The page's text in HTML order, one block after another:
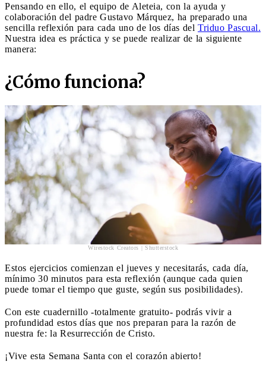
Pensando en ello, el equipo de Aleteia, con la ayuda y
colaboración del padre Gustavo Márquez, ha preparado una
sencilla reflexión para cada uno de los días del Triduo Pascual.
Nuestra idea es práctica y se puede realizar de la siguiente
manera:
¿Cómo funciona?
Wirestock Creators | Shutterstock
Estos ejercicios comienzan el jueves y necesitarás, cada día,
mínimo 30 minutos para esta reflexión (aunque cada quien
puede tomar el tiempo que guste, según sus posibilidades).
Con este cuadernillo -totalmente gratuito- podrás vivir a
profundidad estos días que nos preparan para la razón de
nuestra fe: la Resurrección de Cristo.
¡Vive esta Semana Santa con el corazón abierto!